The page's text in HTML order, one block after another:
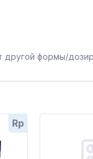
другой формы/
Rp